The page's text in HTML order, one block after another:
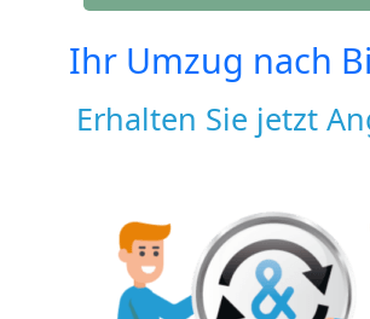
Ihr Umzug nach
Erhalten Sie jetzt